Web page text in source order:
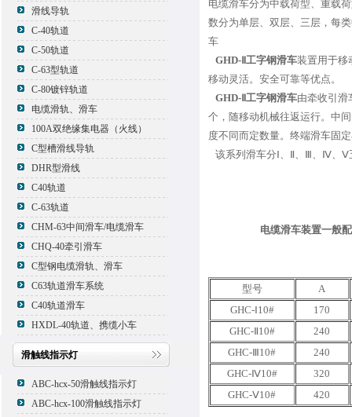
滑线导轨
C-40轨道
C-50轨道
C-63型轨道
C-80镀锌轨道
电缆滑轨、滑车
100A双绝缘集电器（火线）
C型槽滑线导轨
DHR型滑线
C40轨道
C-63轨道
CHM-63中间滑车/电缆滑车
CHQ-40牵引滑车
C型钢电缆滑轨、滑车
C63轨道滑车系统
C40轨道滑车
HXDL-40轨道、携缆小车
滑触线指示灯
ABC-hcx-50滑触线指示灯
ABC-hcx-100滑触线指示灯
电缆滑车分为中载荷型、重载
数分为单层、双层、三层，每
车
GHD-Ⅱ工字钢滑车装置用于移
移动灵活。安全可靠等优点。
GHD-Ⅱ工字钢滑车由牵收引滑
个，随移动机械往返运行。中
度不同而定数量。终端滑车固
该系列滑车分Ⅰ、Ⅱ、Ⅲ、Ⅳ、Ⅴ
电缆滑车装置一般配
型号
A
GHC-Ⅰ10#
170
GHC-Ⅱ10#
240
GHC-Ⅲ10#
240
GHC-Ⅳ10#
320
GHC-Ⅴ10#
420